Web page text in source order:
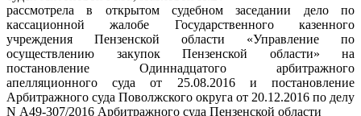
рассмотрела в открытом судебном заседании дело по
кассационной жалобе Государственного казенного
учреждения Пензенской области «Управление по
осуществлению закупок Пензенской области» на
постановление Одиннадцатого арбитражного
апелляционного суда от 25.08.2016 и постановление
Арбитражного суда Поволжского округа от 20.12.2016 по делу
N А49-307/2016 Арбитражного суда Пензенской области